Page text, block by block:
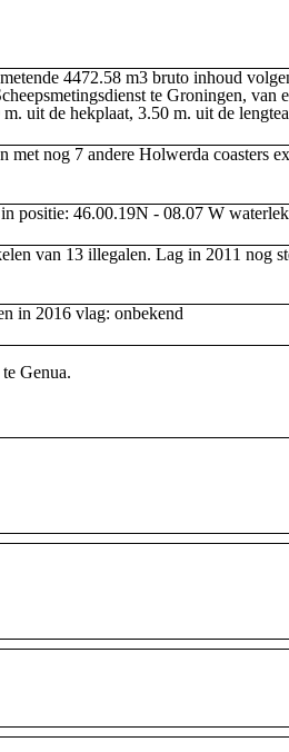
4472.58 m3 bruto inhoud
te Groningen,
uit de hekplaat, 3.50 m. uit de
met nog 7 andere Holwerda coasters
positie: 46.00.19N - 08.07 W
van 13 illegalen. Lag in 2011 nog
in 2016 vlag: onbekend
Genua.